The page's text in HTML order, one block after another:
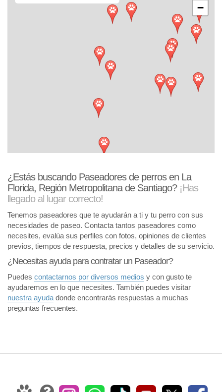
−
¿Estás buscando Paseadores de perros en La
Florida, Región Metropolitana de Santiago? ¡Has
llegado al lugar correcto!
Tenemos paseadores que te ayudarán a ti y tu perro con sus
necesidades de paseo. Contacta tantos paseadores como
necesites, evalúa sus perfiles con fotos, opiniones de clientes
previos, tiempos de respuesta, precios y detalles de su servicio.
¿Necesitas ayuda para contratar un Paseador?
Puedes contactarnos por diversos medios y con gusto te
ayudaremos en lo que necesites. También puedes visitar
nuestra ayuda donde encontrarás respuestas a muchas
preguntas frecuentes.